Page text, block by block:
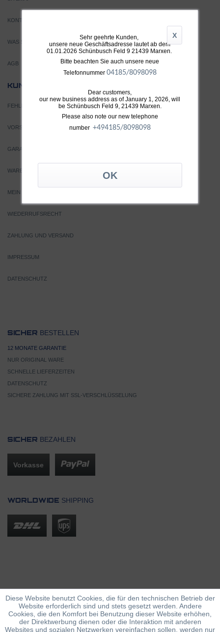
X
Sehr geehrte Kunden,
unsere neue Geschäftsadresse lautet ab dem
01.01.2026 Schünbusch Feld 9 21439 Marxen.
Bitte beachten Sie auch unsere neue
Telefonnummer 04185/8098098
Dear customers,
our new business address as of January 1, 2026, will
be Schünbusch Feld 9, 21439 Marxen.
Please also note our new telephone
number +494185/8098098
KONTAKT
WAS SIND TURBOLADER?
AGB
KUNDEN
FEHLERSUCHE
VORSICHT VOR FÄLSCHUNGEN
GARANTIEBEDINGUNGEN
WARENKORB
MEIN KONTO
WIEDERRUFSRECHT
ZAHLUNG UND VERSAND
IMPRESSUM
DATENSCHUTZ
SICHER BESTELLEN
12 MONATE GARANTIE
NUR ORIGINAL WARE
SCHNELLE LIEFERZEITEN
DATENSCHUTZ
SICHERE ZAHLUNG MIT SSL-VERSCHLÜSSELUNG
SICHER BEZAHLEN
Vorkasse
WORLDWIDE SHIPPING
Diese Website benutzt Cookies, die für den technischen Betrieb der
Website erforderlich sind und stets gesetzt werden. Andere
Cookies, die den Komfort bei Benutzung dieser Website erhöhen,
der Direktwerbung dienen oder die Interaktion mit anderen
Websites und sozialen Netzwerken vereinfachen sollen, werden nur